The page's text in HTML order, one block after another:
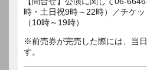
時・土日祝9時～22時）／チケ
（10時～19時）
※前売券が完売した際には、当
す。